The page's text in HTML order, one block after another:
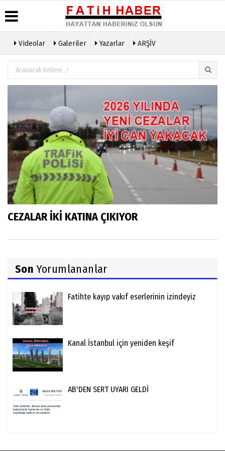
Haber
Arşivi
Günün
Biyografiler
Köşe
Video
Foto
Galeri
Künye
Politikası
Gizlilik
İlkeleri
Videolar Galeriler Yazarlar ARŞİV
CEZALAR İKİ KATINA ÇIKIYOR
Son Yorumlananlar
Fatihte kayıp vakıf eserlerinin izindeyiz
Kanal İstanbul için yeniden keşif
AB'DEN SERT UYARI GELDİ